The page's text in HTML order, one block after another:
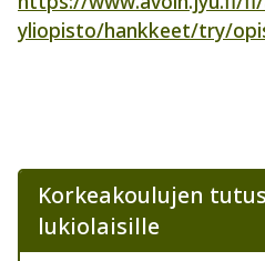
yliopisto/hankkeet/try/
Korkeakoulujen
lukiolaisille